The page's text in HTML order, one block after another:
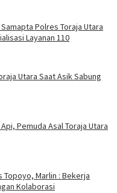
Polres Toraja Utara
Layanan 110
Utara Saat Asik Sabung
Pemuda Asal Toraja Utara
Marlin : Bekerja
Kolaborasi